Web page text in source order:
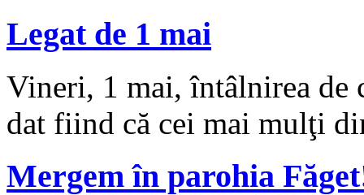
Legat de 1 mai
Vineri, 1 mai, întâlnirea de
dat fiind că cei mai mulţi
Mergem în parohia